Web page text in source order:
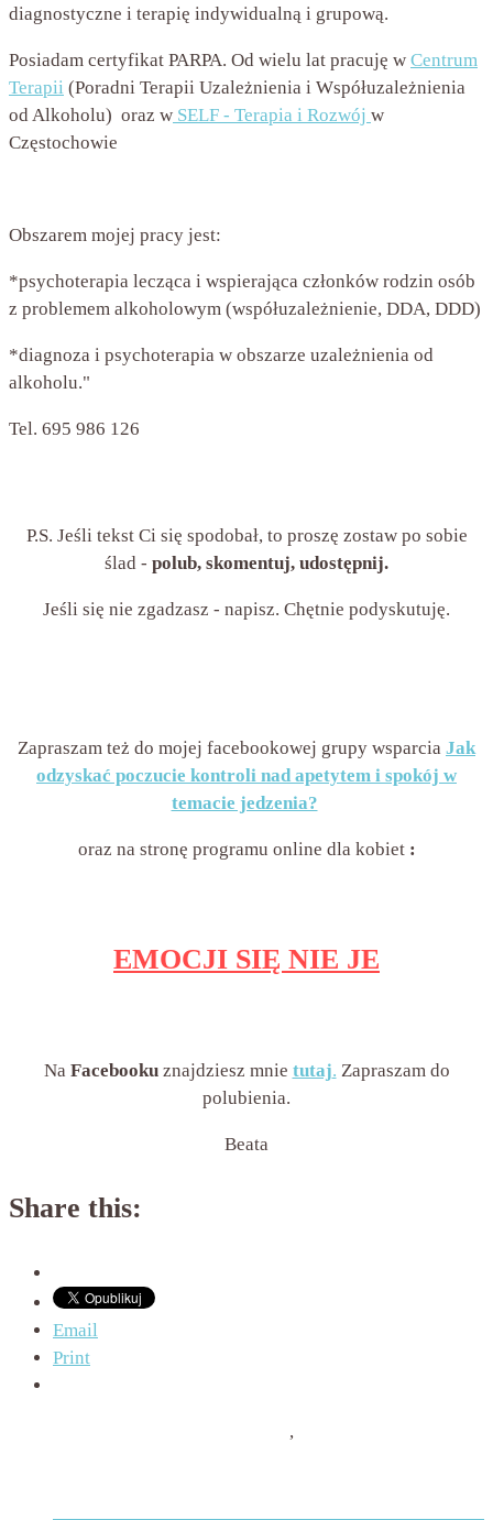
diagnostyczne i terapię indywidualną i grupową.
Posiadam certyfikat PARPA. Od wielu lat pracuję w Centrum
Terapii (Poradni Terapii Uzależnienia i Współuzależnienia
od Alkoholu) oraz w SELF - Terapia i Rozwój w
Częstochowie
Obszarem mojej pracy jest:
*psychoterapia lecząca i wspierająca członków rodzin osób
z problemem alkoholowym (współuzależnienie, DDA, DDD)
*diagnoza i psychoterapia w obszarze uzależnienia od
alkoholu."
Tel. 695 986 126
P.S. Jeśli tekst Ci się spodobał, to proszę zostaw po sobie
ślad - polub, skomentuj, udostępnij.
Jeśli się nie zgadzasz - napisz. Chętnie podyskutuję.
Zapraszam też do mojej facebookowej grupy wsparcia Jak
odzyskać poczucie kontroli nad apetytem i spokój w
temacie jedzenia?
oraz na stronę programu online dla kobiet:
EMOCJI SIĘ NIE JE
Na Facebookuznajdziesz mnie tutaj. Zapraszam do
polubienia.
Beata
Share this:
Email
Print
,